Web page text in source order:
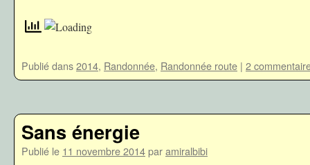
Publié dans2014, Randonnée, Randonnée route | 2
Sans énergie
Publié le 11 novembre 2014paramiralbibi